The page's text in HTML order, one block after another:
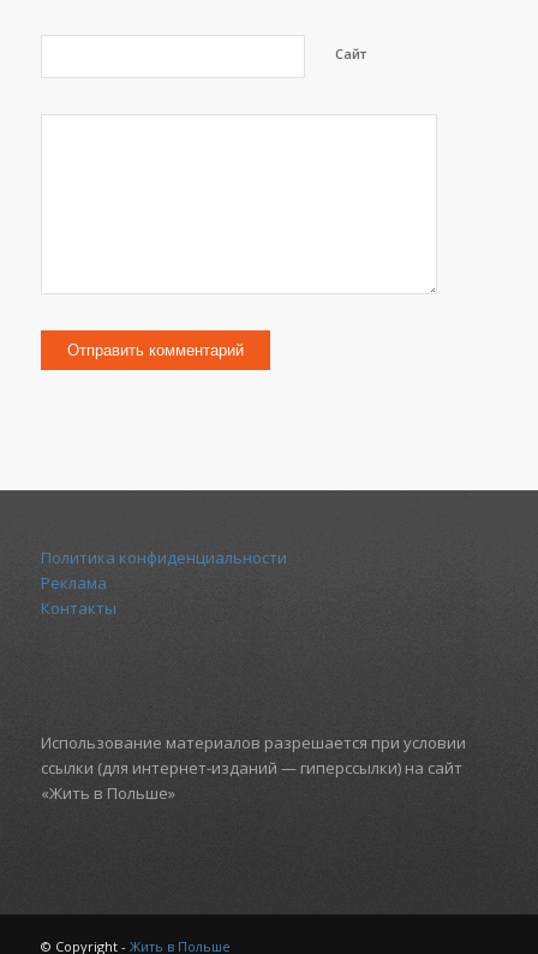
Сайт
Политика конфиденциальности
Реклама
Контакты
Использование материалов разрешается при условии
ссылки (для интернет-изданий — гиперссылки) на сайт
«Жить в Польше»
© Copyright - Жить в Польше